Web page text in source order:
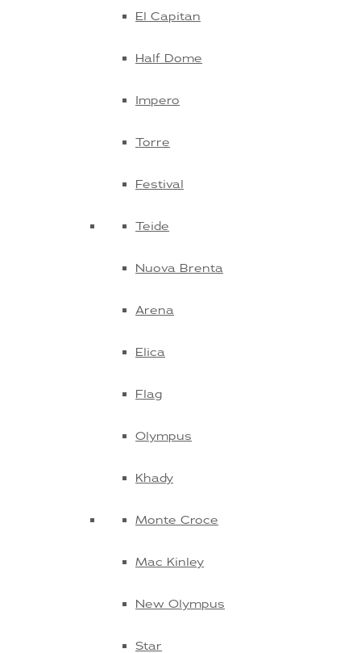
El Capitan
Half Dome
Impero
Torre
Festival
Teide
Nuova Brenta
Arena
Elica
Flag
Olympus
Khady
Monte Croce
Mac Kinley
New Olympus
Star